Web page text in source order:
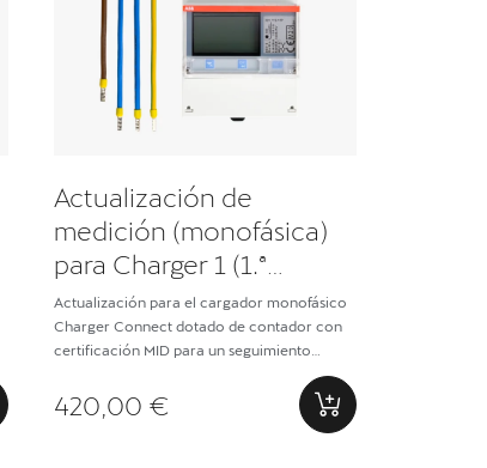
Actualización de
medición (monofásica)
para Charger 1 (1.ª
generación)
Actualización para el cargador monofásico
Charger Connect dotado de contador con
certificación MID para un seguimiento
preciso de la energía (incluye un cable RS-
485)
420,00 €